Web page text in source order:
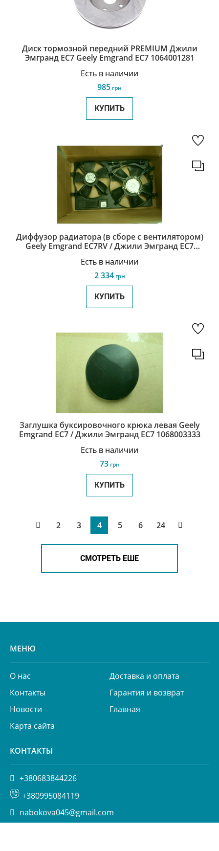
Диск тормозной передний PREMIUM Джили
Эмгранд ЕС7 Geely Emgrand EC7 1064001281
Есть в наличии
985 грн
КУПИТЬ
Диффузор радиатора (в сборе с вентилятором)
Geely Emgrand EC7RV / Джили Эмгранд ЕС7
Есть в наличии
2 334грн
КУПИТЬ
Заглушка буксировочного крюка левая Geely
Emgrand EC7 / Джили Эмгранд ЕС7 1068003333
Есть в наличии
73грн
КУПИТЬ
2 3 4 5 6 24
СМОТРЕТЬ ЕШЕ
МЕНЮ
О нас
Доставка и оплата
Контакты
Гарантия и возврат
Новости
Главная
Карта сайта
КОНТАКТЫ
+380683844226
+380995084119
nabokova045@gmail.com